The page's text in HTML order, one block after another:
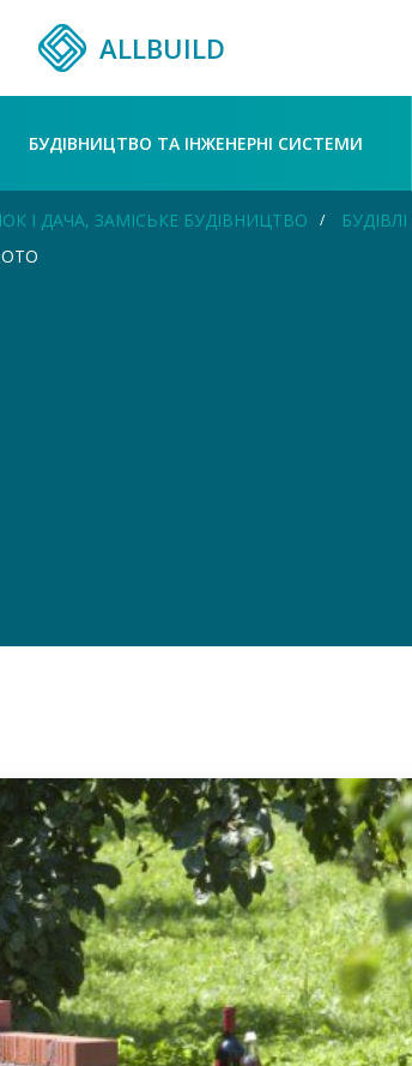
ALLBUILD
БУДІВНИЦТВО ТА ІНЖЕНЕРНІ СИСТЕМИ
І ДАЧА, ЗАМІСЬКЕ БУДІВНИЦТВО